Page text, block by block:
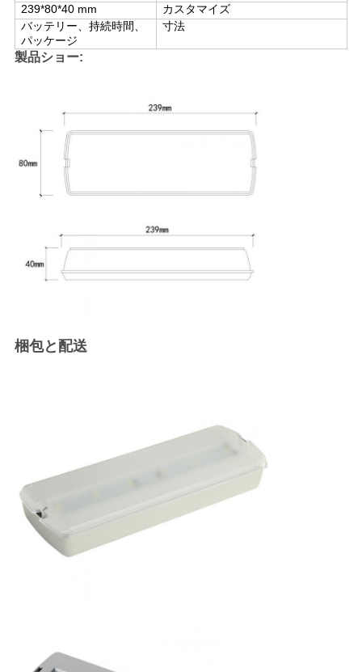
引
用
求
さ
SITEMAP
バ
239*80*40 mm
カスタマイズ
バッテリー、持続時間、
パッケージ
寸法
製品ショー:
梱包と配送